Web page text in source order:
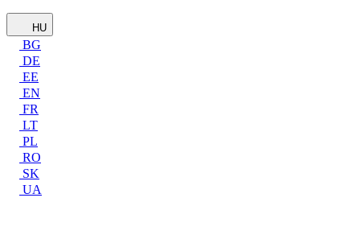
HU
BG
DE
EE
EN
FR
LT
PL
RO
SK
UA